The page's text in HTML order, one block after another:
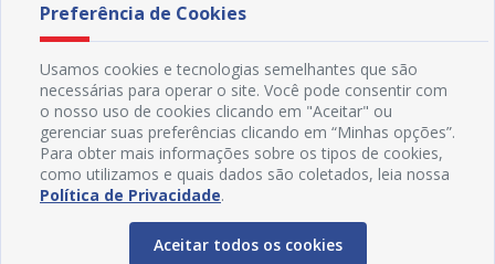
Redes Sociais
Preferência de Cookies
Usamos cookies e tecnologias semelhantes que são
necessárias para operar o site. Você pode consentir com
o nosso uso de cookies clicando em "Aceitar" ou
gerenciar suas preferências clicando em “Minhas opções”.
Para obter mais informações sobre os tipos de cookies,
como utilizamos e quais dados são coletados, leia nossa
Política de Privacidade.
Aceitar todos os cookies